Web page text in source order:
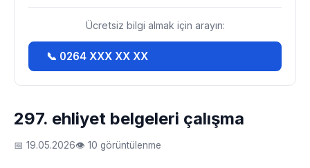
297. ehliyet belgeleri çalışma
📅 19.05.2026👁 10 görüntülenme
Ücretsiz bilgi almak için arayın:
📞 0264 XXX XX XX